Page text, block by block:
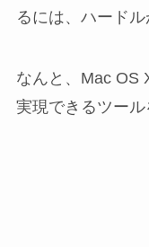
るには、ハードル
なんと、Mac OS
実現できるツール